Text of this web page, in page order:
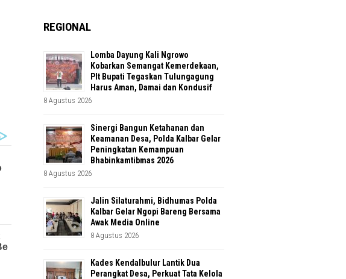
REGIONAL
Lomba Dayung Kali Ngrowo
Kobarkan Semangat Kemerdekaan,
Plt Bupati Tegaskan Tulungagung
Harus Aman, Damai dan Kondusif
8 Agustus 2026
Sinergi Bangun Ketahanan dan
Keamanan Desa, Polda Kalbar Gelar
Peningkatan Kemampuan
Bhabinkamtibmas 2026
8 Agustus 2026
Jalin Silaturahmi, Bidhumas Polda
Kalbar Gelar Ngopi Bareng Bersama
Awak Media Online
8 Agustus 2026
Kades Kendalbulur Lantik Dua
Perangkat Desa, Perkuat Tata Kelola